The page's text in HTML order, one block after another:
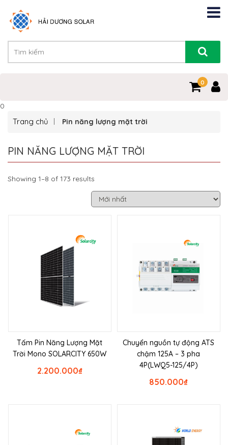
0
0
Trang chủ Pin năng lượng mặt trời
PIN NĂNG LƯỢNG MẶT TRỜI
Showing 1–8 of 173 results
Tấm Pin Năng Lượng Mặt
Trời Mono SOLARCITY 650W
₫
2.200.000
Chuyển nguồn tự động ATS
chậm 125A – 3 pha
4P(LWQ5-125/4P)
₫
850.000